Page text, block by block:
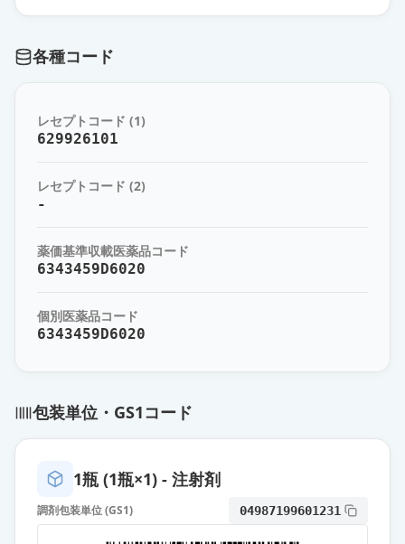
薬価 198171 円
オルツビーオ静注用2000
オルツビーオ静注用3000
各種コード
レセプトコード (1)
629926101
レセプトコード (2)
-
薬価基準収載医薬品コード
6343459D6020
個別医薬品コード
6343459D6020
包装単位・GS1コード
1瓶 (1瓶×1) - 注射剤
調剤包装単位 (GS1) 04987199601231